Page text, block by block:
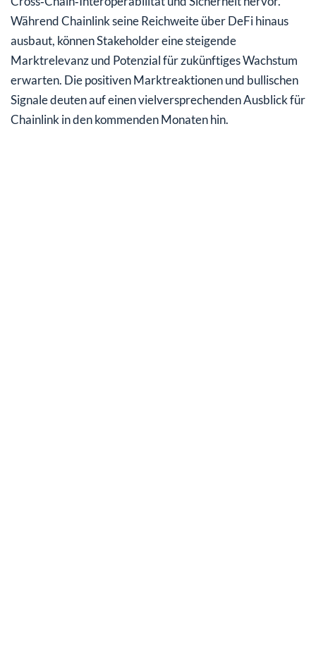
Während Chainlink seine Reichweite über DeFi hinaus
ausbaut, können Stakeholder eine steigende
Marktrelevanz und Potenzial für zukünftiges Wachstum
erwarten. Die positiven Marktreaktionen und bullischen
Signale deuten auf einen vielversprechenden Ausblick für
Chainlink in den kommenden Monaten hin.